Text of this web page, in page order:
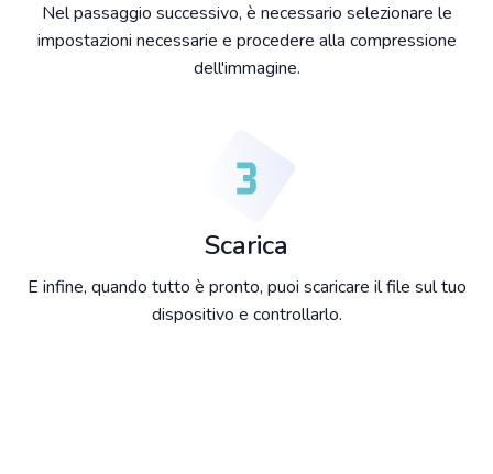
Nel passaggio successivo, è necessario selezionare le
impostazioni necessarie e procedere alla compressione
dell'immagine.
Scarica
E infine, quando tutto è pronto, puoi scaricare il file sul tuo
dispositivo e controllarlo.